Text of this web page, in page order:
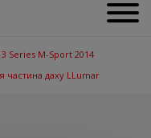
3 Series M-Sport 2014
частина даху LLumar